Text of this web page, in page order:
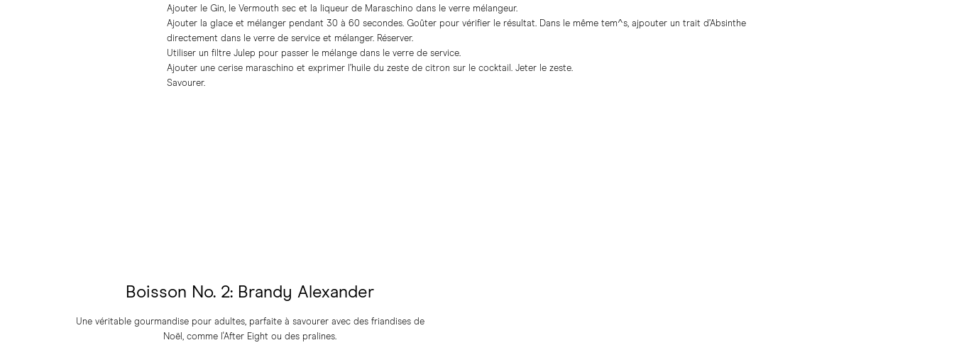
Ajouter le Gin, le Vermouth sec et la liqueur de Maraschino dans le verre mélangeur.
Ajouter la glace et mélanger pendant 30 à 60 secondes. Goûter pour vérifier le résultat. Dans le même tem^s, ajpouter un trait d’Absinthe
directement dans le verre de service et mélanger. Réserver.
Utiliser un filtre Julep pour passer le mélange dans le verre de service.
Ajouter une cerise maraschino et exprimer l’huile du zeste de citron sur le cocktail. Jeter le zeste.
Savourer.
Boisson No. 2: Brandy Alexander
Une véritable gourmandise pour adultes, parfaite à savourer avec des friandises de
Noël, comme l'After Eight ou des pralines.